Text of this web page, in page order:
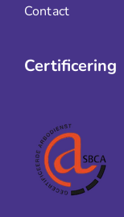
Contact
Certificering